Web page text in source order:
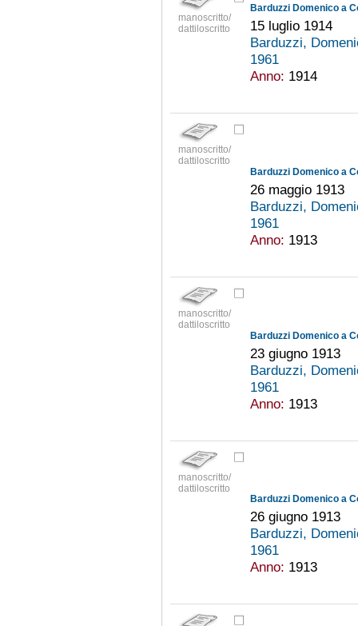
manoscritto/
dattiloscritto
Barduzzi Domenico a
15 luglio 1914
Barduzzi,
1961
Anno: 1914
manoscritto/
dattiloscritto
Barduzzi Domenico a
26 maggio 1913
Barduzzi,
1961
Anno: 1913
manoscritto/
dattiloscritto
Barduzzi Domenico a
23 giugno 1913
Barduzzi,
1961
Anno: 1913
manoscritto/
dattiloscritto
Barduzzi Domenico a
26 giugno 1913
Barduzzi,
1961
Anno: 1913